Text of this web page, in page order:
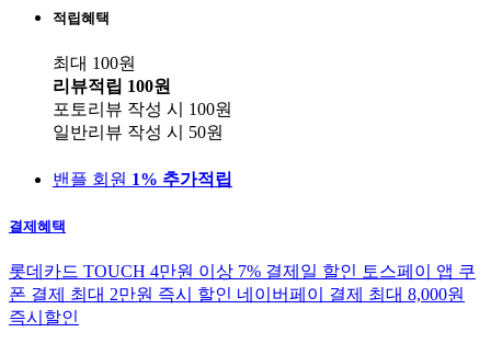
적립혜택
최대 100원
리뷰적립 100원
포토리뷰 작성 시
100원
일반리뷰 작성 시
50원
밴플 회원 1% 추가적립
결제혜택
롯데카드 TOUCH 4만원 이상 7% 결제일 할인 토스페이 앱 쿠
폰 결제 최대 2만원 즉시 할인 네이버페이 결제 최대 8,000원
즉시할인